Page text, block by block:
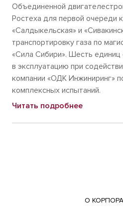
Объединенной
Ростеха для первой очереди
«Салдыкельская» и
транспортировку газа по
«Сила Сибири». Шесть
в эксплуатацию при
компании «ОДК Инжиниринг»
комплексных испытаний.
Читать подробнее
О